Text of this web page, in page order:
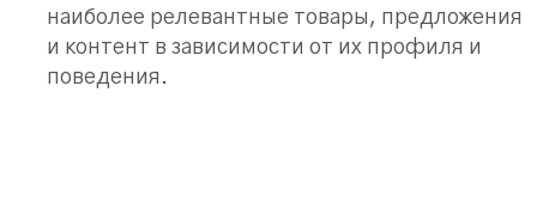
наиболее релевантные товары, предложения
и контент в зависимости от их профиля и
поведения.